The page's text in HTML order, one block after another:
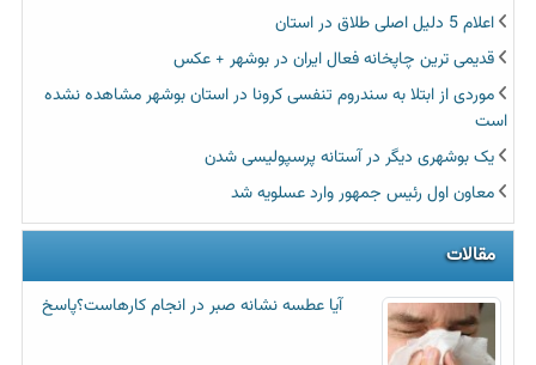
اعلام 5 دلیل اصلی طلاق در استان
قدیمی ترین چاپخانه فعال ایران در بوشهر + عکس
موردی از ابتلا به سندروم تنفسی کرونا در استان بوشهر مشاهده نشده
است
یک بوشهری دیگر در آستانه پرسپولیسی شدن
معاون اول رئیس جمهور وارد عسلویه شد
مقالات
آیا عطسه‌ نشانه صبر در انجام کارهاست؟پاسخ